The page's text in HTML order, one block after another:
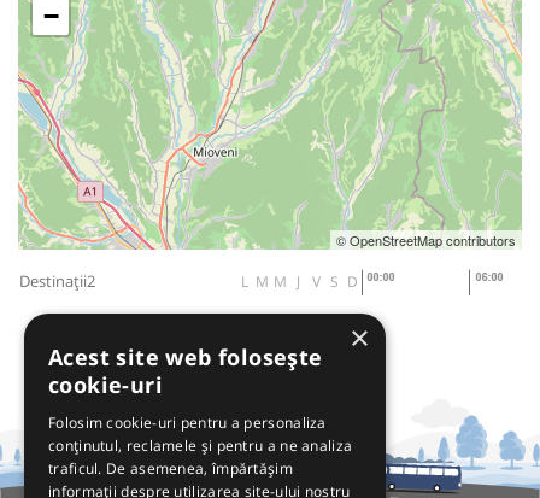
−
© OpenStreetMap contributors
Destinații2 L M M J V S D
×
Acest site web folosește
cookie-uri
Folosim cookie-uri pentru a personaliza
conținutul, reclamele și pentru a ne analiza
traficul. De asemenea, împărtășim
informații despre utilizarea site-ului nostru